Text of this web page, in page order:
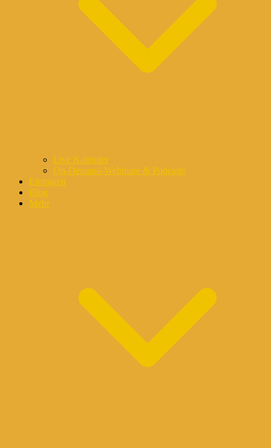
Live Kalender
On-Demand-Webinare & Podcasts
Eintragen
Blog
Mehr